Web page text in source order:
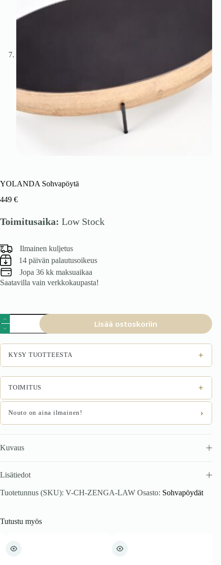
YOLANDA Sohvapöytä
449 €
Toimitusaika: Low Stock
Ilmainen kuljetus
14 päivän palautusoikeus
Jopa 36 kk maksuaikaa
Saatavilla vain verkkokaupasta!
YOLANDA
Sohvapöytä
määrä
Lisää ostoskoriin
KYSY TUOTTEESTA +
TOIMITUS +
Nouto on aina ilmainen! ›
Kuvaus
Lisätiedot
Tuotetunnus (SKU): V-CH-ZENGA-LAW Osasto: Sohvapöydät
Tutustu myös